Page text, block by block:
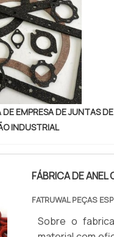
EMPRESA DE JUNTAS DE
INDUSTRIAL
FÁBRICA DE ANEL
FATRUWAL PEÇAS
Sobre o